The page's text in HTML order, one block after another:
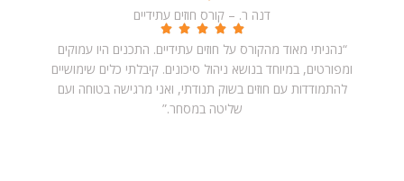
דנה ר. – קורס חוזים עתידיים
“נהניתי מאוד מהקורס על חוזים עתידיים. התכנים היו עמוקים
ומפורטים, במיוחד בנושא ניהול סיכונים. קיבלתי כלים שימושיים
להתמודדות עם חוזים בשוק תנודתי, ואני מרגישה בטוחה ועם
שליטה במסחר.”